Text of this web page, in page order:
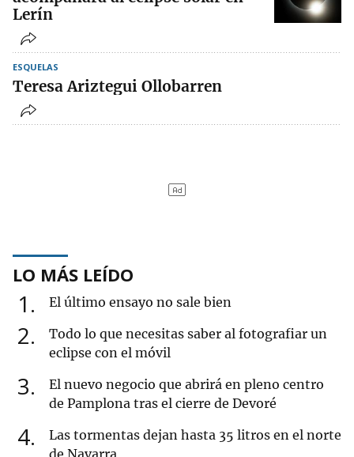
Lerín
ESQUELAS
Teresa Ariztegui Ollobarren
LO MÁS LEÍDO
1 El último ensayo no sale bien
2
Todo lo que necesitas saber al fotografiar un
eclipse con el móvil
3
El nuevo negocio que abrirá en pleno centro
de Pamplona tras el cierre de Devoré
4
Las tormentas dejan hasta 35 litros en el norte